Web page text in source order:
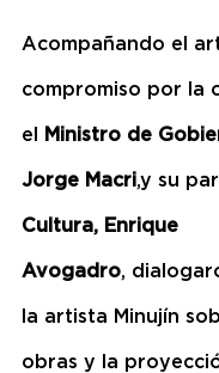
Acompañando el
compromiso por la
el Ministro de
Jorge Macri,y su
Cultura, Enrique
Avogadro,
la artista Minujín
obras y la